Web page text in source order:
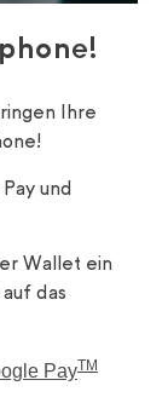
Ihre
und
Wallet ein
das
PayTM